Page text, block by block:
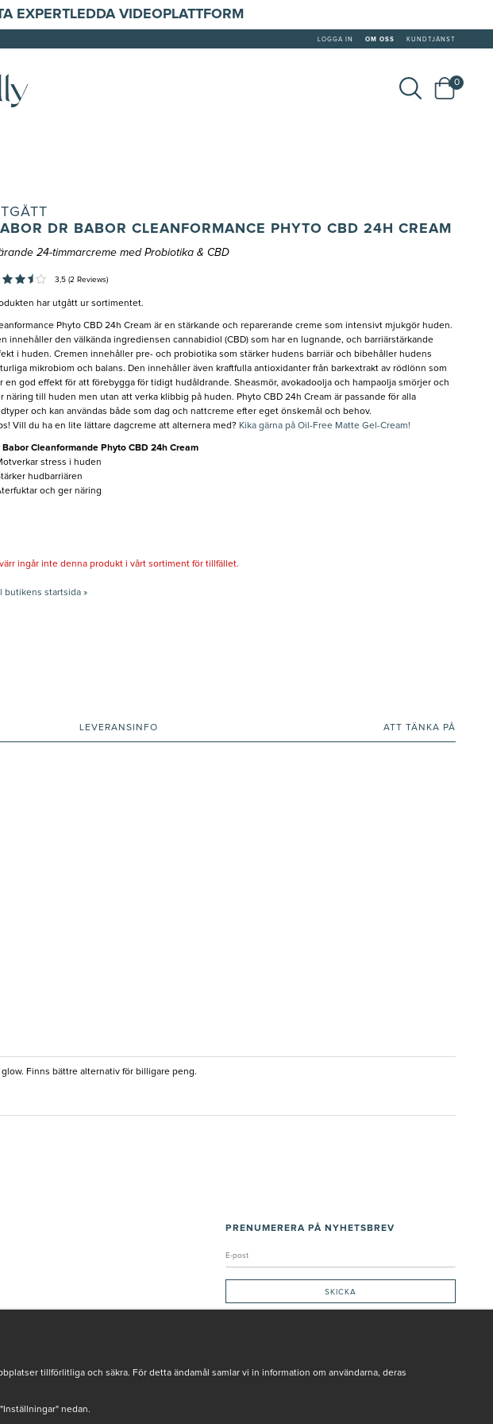
EXPERTLEDDA VIDEOPLATTFORM
LOGGA IN OM OSS KUNDTJÄNST
0
DR BABOR CLEANFORMANCE PHYTO CBD 24H CREAM
24-timmarcreme med Probiotika & CBD
3,5 (2 Reviews)
har utgått ur sortimentet.
Phyto CBD 24h Cream är en stärkande och reparerande creme som intensivt mjukgör huden.
innehåller den välkända ingrediensen cannabidiol (CBD) som har en lugnande, och barriärstärkande
i huden. Cremen innehåller pre- och probiotika som stärker hudens barriär och bibehåller hudens
mikrobiom och balans. Den innehåller även kraftfulla antioxidanter från barkextrakt av rödlönn som
en god effekt för att förebygga för tidigt hudåldrande. Sheasmör, avokadoolja och hampaolja smörjer och
näring till huden men utan att verka klibbig på huden. Phyto CBD 24h Cream är passande för alla
och kan användas både som dag och nattcreme efter eget önskemål och behov.
Vill du ha en lite lättare dagcreme att alternera med? Kika gärna på Oil-Free Matte Gel-Cream!
Babor Cleanformande Phyto CBD 24h Cream
stress i huden
hudbarriären
och ger näring
ingår inte denna produkt i vårt sortiment för tillfället.
butikens startsida »
LEVERANSINFO ATT TÄNKA PÅ
Finns bättre alternativ för billigare peng.
PRENUMERERA PÅ NYHETSBREV
tillförlitliga och säkra. För detta ändamål samlar vi in information om användarna, deras
nedan.